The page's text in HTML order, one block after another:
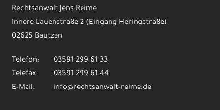
Rechtsanwalt Jens Reime
Innere Lauenstraße 2 (Eingang Heringstraße)
02625 Bautzen
Telefon:
03591 299 61 33
Telefax:
03591 299 61 44
E-Mail:
info@rechtsanwalt-reime.de